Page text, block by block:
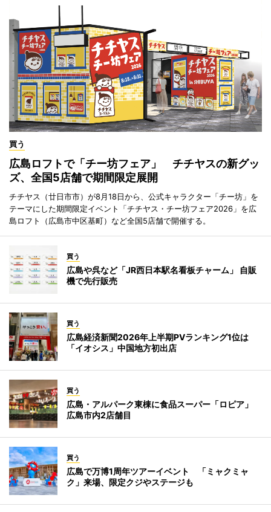
買う
広島ロフトで「チー坊フェア」 チチヤスの新グッ
ズ、全国5店舗で期間限定展開
チチヤス（廿日市市）が8月18日から、公式キャラクター「チー坊」を
テーマにした期間限定イベント「チチヤス・チー坊フェア2026」を広
島ロフト（広島市中区基町）など全国5店舗で開催する。
買う
広島や呉など「JR西日本駅名看板チャーム」 自販
機で先行販売
買う
広島経済新聞2026年上半期PVランキング1位は
「イオシス」中国地方初出店
買う
広島・アルパーク東棟に食品スーパー「ロピア」
広島市内2店舗目
買う
広島で万博1周年ツアーイベント 「ミャクミャ
ク」来場、限定クジやステージも